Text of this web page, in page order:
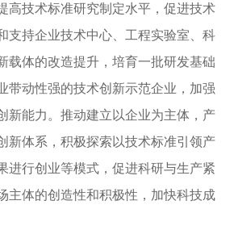
高技术标准研究制定水平，促进技术
支持企业技术中心、工程实验室、科
载体的改造提升，培育一批研发基础
带动性强的技术创新示范企业，加强
新能力。推动建立以企业为主体，产
新体系，积极探索以技术标准引领产
进行创业等模式，促进科研与生产紧
主体的创造性和积极性，加快科技成